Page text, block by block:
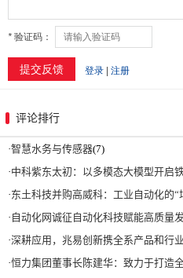
评论排行
·智慧水务与传感器(7)
·中科紫东太初：以多模态大模型开启
·东土科技并购高威科：工业自动化的
· 自动化网诚征自动化科技赋能高质量
·深耕应用，兆易创新携全系产品和行
·恒力集团董事长陈建华：致力于打造全球行业标杆，为国家的经济高